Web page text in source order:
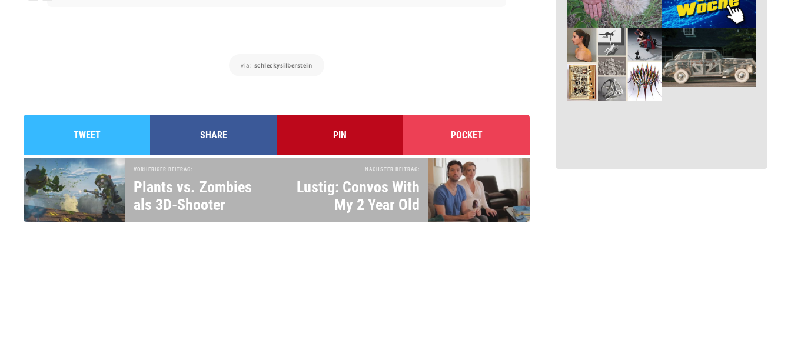
via: schleckysilberstein
TWEET SHARE PIN POCKET
VORHERIGER BEITRAG:
Plants vs. Zombies
als 3D-Shooter
NÄCHSTER BEITRAG:
Lustig: Convos With
My 2 Year Old